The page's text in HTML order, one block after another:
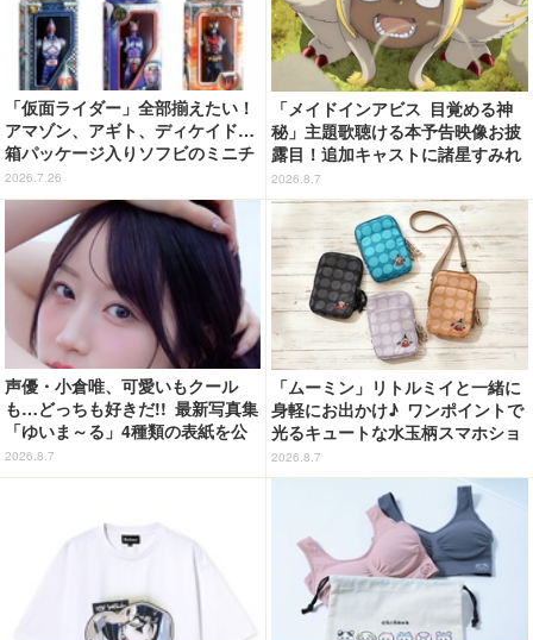
「仮面ライダー」全部揃えたい！
アマゾン、アギト、ディケイド…
箱パッケージ入りソフビのミニチ
ュアが登場
2026.7.26
「メイドインアビス 目覚める神
秘」主題歌聴ける本予告映像お披
露目！追加キャストに諸星すみれ
&星野貴紀
2026.8.7
声優・小倉唯、可愛いもクール
も…どっちも好きだ!! 最新写真集
「ゆいま～る」4種類の表紙を公
開！「成長した私の姿を楽しんで
いただけたら」
2026.8.7
「ムーミン」リトルミイと一緒に
身軽にお出かけ♪ ワンポイントで
光るキュートな水玉柄スマホショ
ルダーが新登場！
2026.8.7